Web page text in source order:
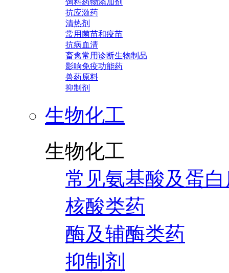
饲料药物添加剂
抗应激药
清热剂
常用菌苗和疫苗
抗病血清
畜禽常用诊断生物制品
影响免疫功能药
兽药原料
抑制剂
生物化工
生物化工
常见氨基酸及蛋
核酸类药
酶及辅酶类药
抑制剂